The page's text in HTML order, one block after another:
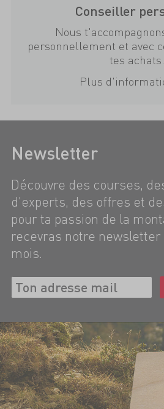
Conseiller
Nous
personnellement et avec
tes achats.
Plus
Newsletter
Découvre des courses,
d'experts, des offres et
pour ta passion de la
recevras notre newsletter
mois.